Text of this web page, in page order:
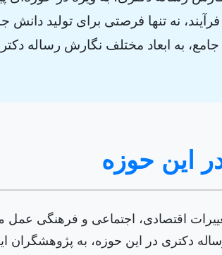
نه تنها فرصتی برای تولید دانش
به ابعاد مختلف نگارش رساله
این حوزه
اقتصادی، اجتماعی و فرهنگی عمل
دکتری در این حوزه، به پژوهشگران